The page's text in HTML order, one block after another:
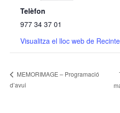
Telèfon
977 34 37 01
Visualitza el lloc web de Recinte
MEMORIMAGE – Programació
d’avui